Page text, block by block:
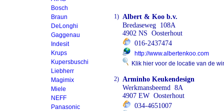
Bosch
Braun
DeLonghi
Gaggenau
Indesit
Krups
Kupersbuschi
Liebherr
Magimix
Miele
NEFF
Panasonic
1) Albert & Koo b.v.
Bredaseweg 108A
4902 NS Oosterhout
016-2437474
http://www.albertenkoo.com
Klik hier voor de locatie van de
2) Arminho Keukendesign
Werkmansbeemd 8A
4907 EW Oosterhout
034-4651007